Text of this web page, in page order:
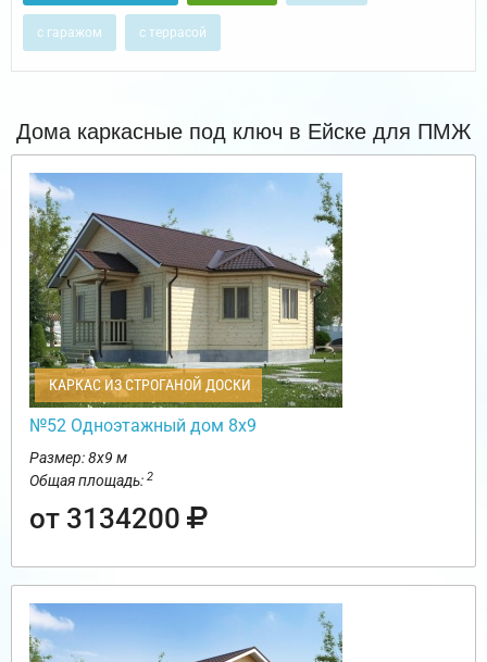
с гаражом с террасой
Дома каркасные под ключ в Ейске для ПМЖ
КАРКАС ИЗ СТРОГАНОЙ ДОСКИ
№52 Одноэтажный дом 8х9
Размер: 8х9 м
Общая площадь: 2
от 3134200